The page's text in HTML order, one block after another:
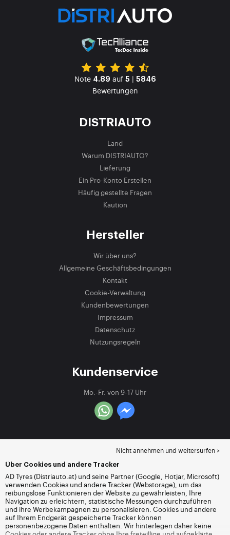
Note 4.89 auf 5 | 5846
Bewertungen
DISTRIAUTO
Land
Warum DISTRIAUTO?
Lieferung
Ein Pro-Konto Erstellen
Häufig gestellte Fragen
Kaution
Hersteller
Wir über uns?
Allgemeine Geschäftsbedingungen
Kontakt
Cookie-Verwaltung
Kundenbewertungen
Impressum
Datenschutz
Nutzungsregeln
Kundenservice
Mo.-Fr. von 9-17 Uhr
Nicht annehmen und weitersurfen >
Über Cookies und andere Tracker
AD Tyres (Distriauto.at) und seine Partner (Google, Hotjar, Microsoft)
verwenden Cookies und andere Tracker (Webstorage), um das
reibungslose Funktionieren der Website zu gewährleisten, Ihre
Navigation zu erleichtern, statistische Messungen durchzuführen
und ihre Werbekampagnen zu personalisieren. Cookies und andere
auf Ihrem Endgerät gespeicherte Tracker können
personenbezogene Daten enthalten. Wir hinterlegen daher keine